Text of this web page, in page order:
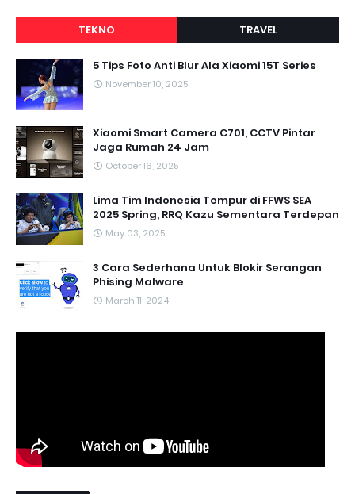
TEKNO TRAVEL
5 Tips Foto Anti Blur Ala Xiaomi 15T Series
November 10, 2025
Xiaomi Smart Camera C701, CCTV Pintar
Jaga Rumah 24 Jam
October 16, 2025
Lima Tim Indonesia Tempur di FFWS SEA
2025 Spring, RRQ Kazu Sementara Terdepan
May 03, 2025
3 Cara Sederhana Untuk Blokir Serangan
Phising Malware
March 11, 2024